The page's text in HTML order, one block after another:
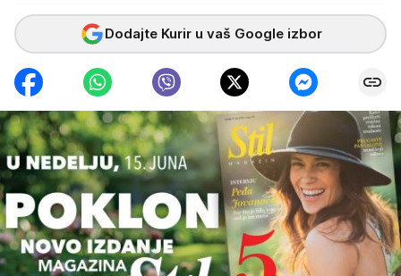
Dodajte Kurir u vaš Google izbor